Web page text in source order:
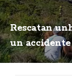
Rescatan
un